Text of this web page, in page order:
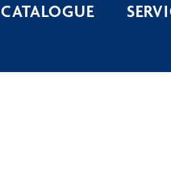
CATALOGUE